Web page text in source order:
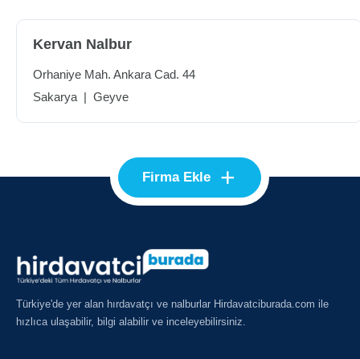
Kervan Nalbur
Orhaniye Mah. Ankara Cad. 44
Sakarya | Geyve
Firma Ekle +
Türkiye'de yer alan hırdavatçı ve nalburlar Hirdavatciburada.com ile
hızlıca ulaşabilir, bilgi alabilir ve inceleyebilirsiniz.